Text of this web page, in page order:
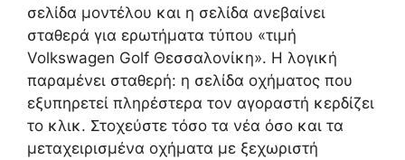
σελίδα μοντέλου και η σελίδα ανεβαίνει
σταθερά για ερωτήματα τύπου «τιμή
Volkswagen Golf Θεσσαλονίκη». Η λογική
παραμένει σταθερή: η σελίδα οχήματος που
εξυπηρετεί πληρέστερα τον αγοραστή κερδίζει
το κλικ. Στοχεύστε τόσο τα νέα όσο και τα
μεταχειρισμένα οχήματα με ξεχωριστή